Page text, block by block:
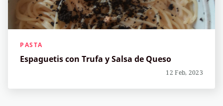
PASTA
Espaguetis con Trufa y Salsa de Queso
12 Feb, 2023